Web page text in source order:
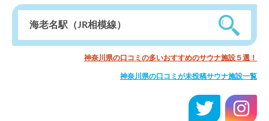
神奈川県の口コミの多いおすすめのサウナ施設５選！
神奈川県の口コミが未投稿サウナ施設一覧